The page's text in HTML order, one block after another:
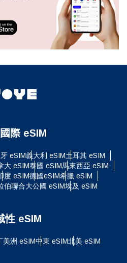
際 eSIM
eSIM義大利 eSIM土耳其 eSIM
大 eSIM泰國 eSIM馬來西亞 eSIM
度 eSIM德國eSIM希臘 eSIM
伯聯合大公國 eSIM埃及 eSIM
性 eSIM
美洲 eSIM中東 eSIM北美 eSIM